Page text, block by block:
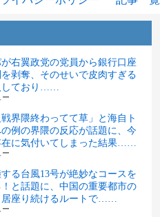
右翼政党の党員から銀行口座
剥奪、そのせいで皮肉すぎる
しており……
ー
戦界隈終わってて草」と海自ト
例の界隈の反応が話題に、今
在に気付いてしまった結果……
ー
る台風13号が絶妙なコースを
と話題に、中国の重要都市の
居座り続けるルートで……
ー